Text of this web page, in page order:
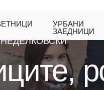
УРБАНИ
ЗАЕДНИЦИ
ГЕРАСИМОВСКИ,